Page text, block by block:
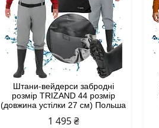
Штани-вейдерси забродні
розмір TRIZAND 44 розмір
(довжина устілки 27 см) Польша
1 495 ₴